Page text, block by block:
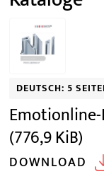
DEUTSCH: 5
(776,9 KiB)
DOWNLOAD